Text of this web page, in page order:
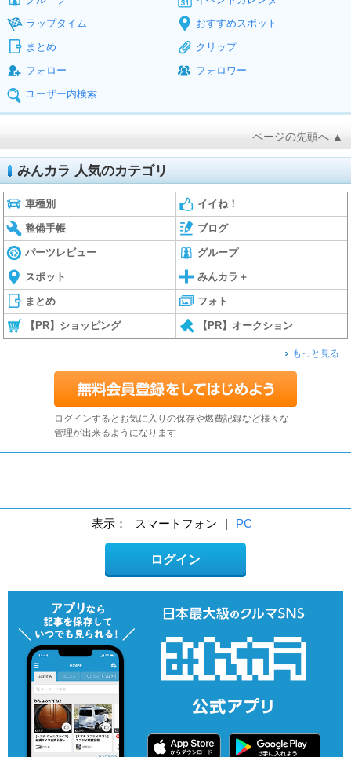
ラップタイム
おすすめスポット
まとめ
クリップ
フォロー
フォロワー
ユーザー内検索
ページの先頭へ ▲
みんカラ 人気のカテゴリ
車種別 イイね！
整備手帳 ブログ
パーツレビュー グループ
スポット みんカラ＋
まとめ フォト
【PR】ショッピング 【PR】オークション
もっと見る
ログインするとお気に入りの保存や燃費記録など様々な
管理が出来るようになります
表示： スマートフォン | PC
ログイン